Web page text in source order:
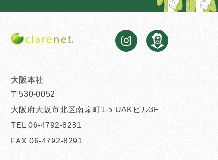
大阪本社
〒530-0052
大阪府大阪市北区南扇町1-5 UAKビル3F
TEL 06-4792-8281
FAX 06-4792-8291